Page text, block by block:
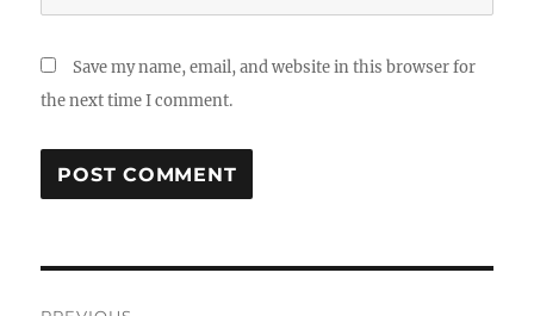
Save my name, email, and website in this browser for
the next time I comment.